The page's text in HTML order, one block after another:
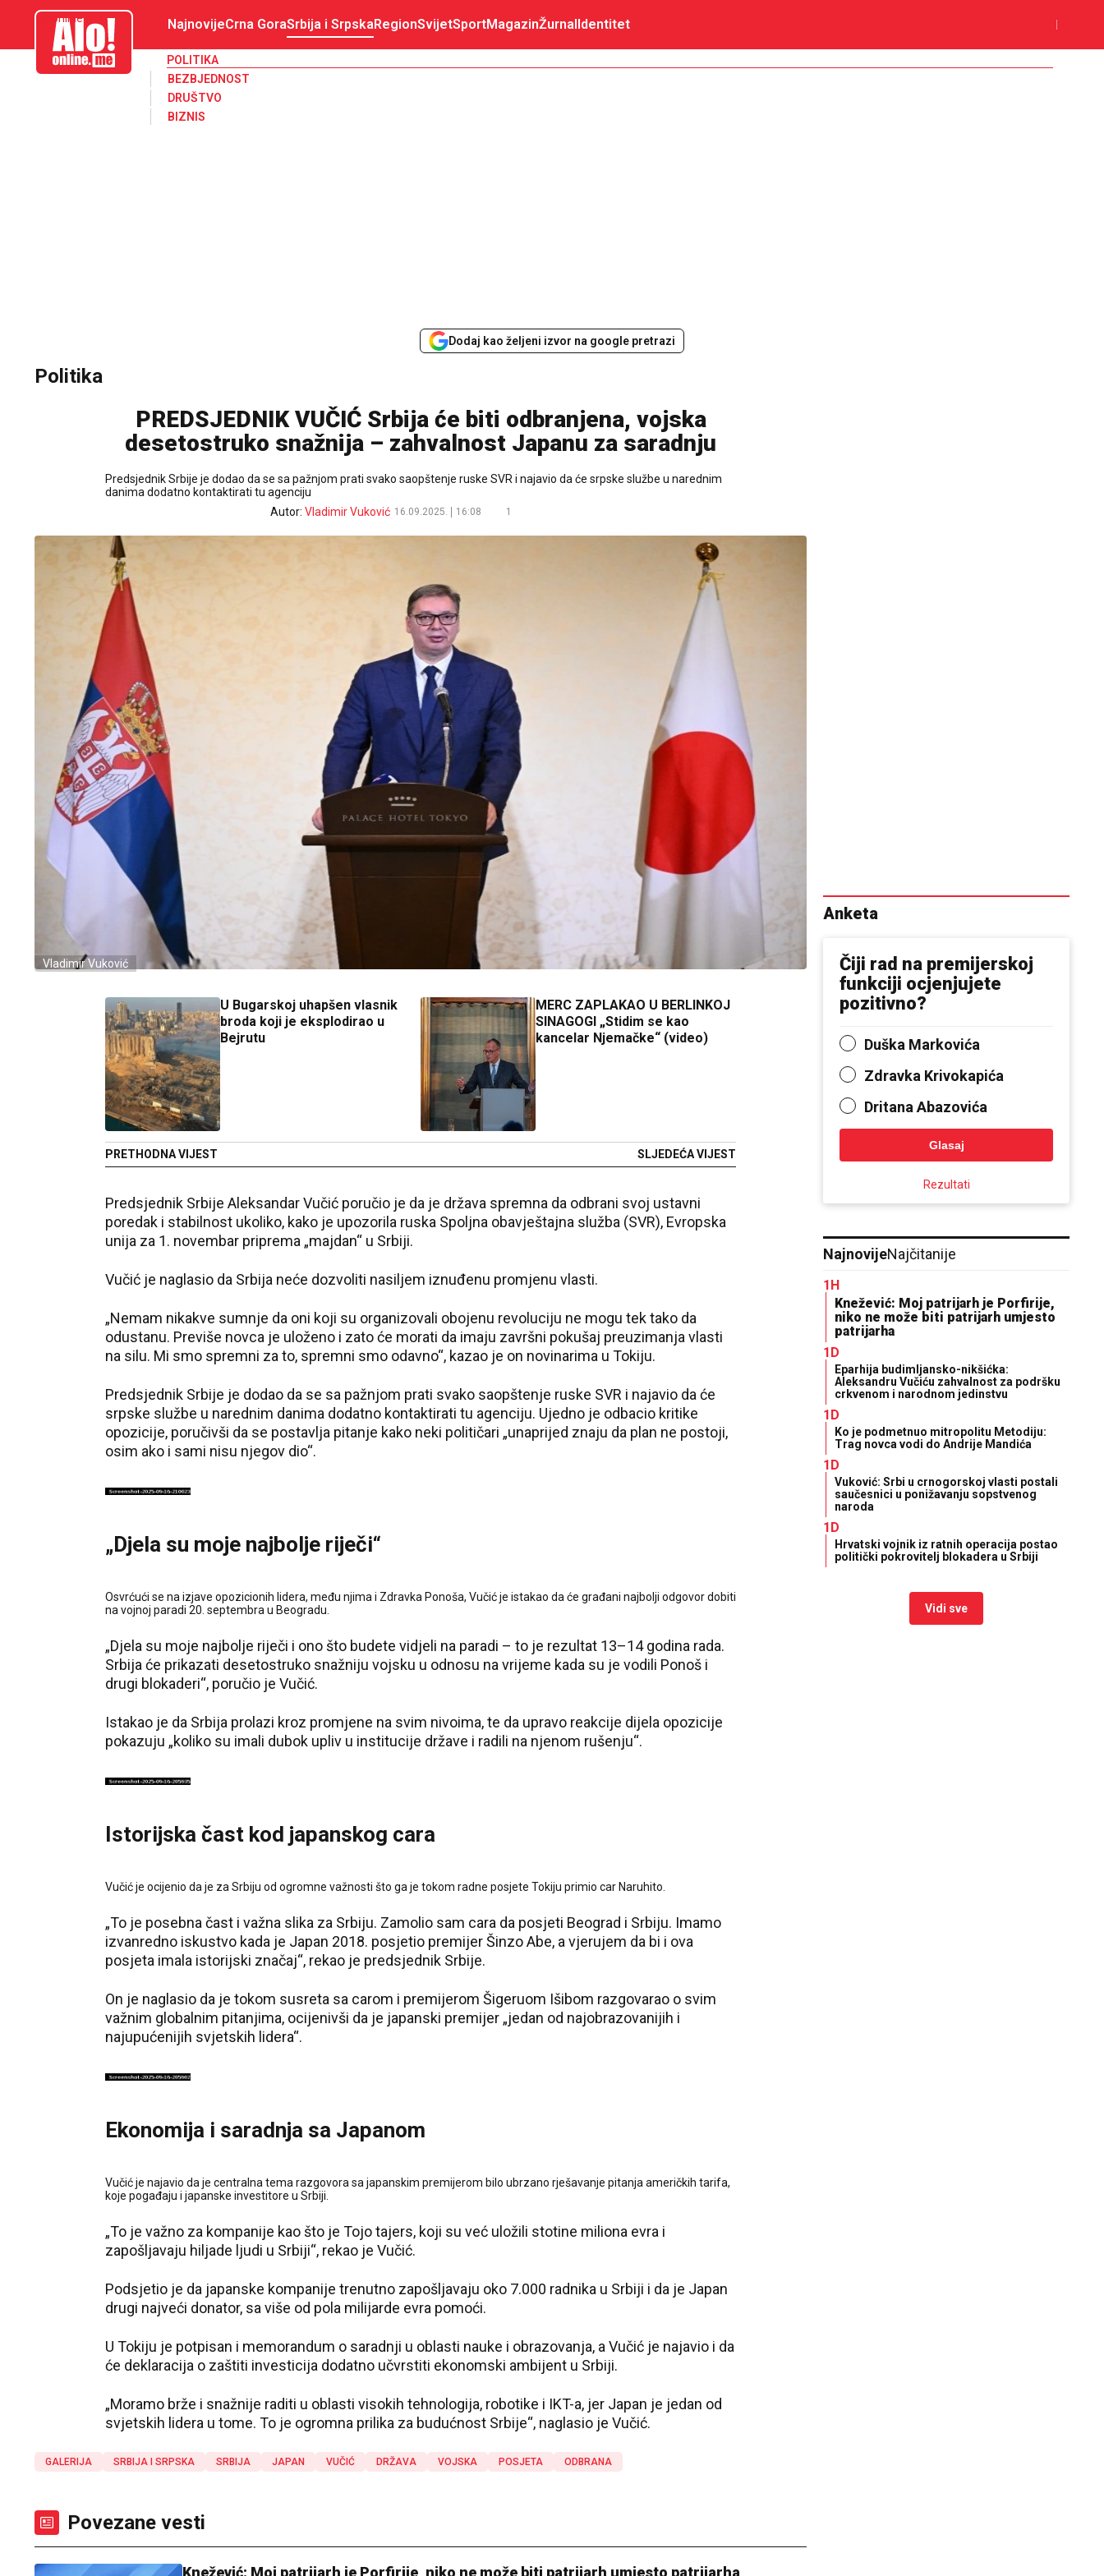
aloonline.me NajnovijeCrna GoraSrbija i SrpskaRegionSvijetSportMagazinŽurnalIdentitet
POLITIKA
BEZBJEDNOST
DRUŠTVO
BIZNIS
Dodaj kao željeni izvor na google pretrazi
Politika
PREDSJEDNIK VUČIĆ Srbija će biti odbranjena, vojska
desetostruko snažnija – zahvalnost Japanu za saradnju
Predsjednik Srbije je dodao da se sa pažnjom prati svako saopštenje ruske SVR i najavio da će srpske službe u narednim
danima dodatno kontaktirati tu agenciju
Autor: Vladimir Vuković 16.09.2025. 16:08 1
Vladimir Vuković
U Bugarskoj uhapšen vlasnik
broda koji je eksplodirao u
Bejrutu
PRETHODNA VIJEST
MERC ZAPLAKAO U BERLINKOJ
SINAGOGI „Stidim se kao
kancelar Njemačke“ (video)
SLJEDEĆA VIJEST
Predsjednik Srbije Aleksandar Vučić poručio je da je država spremna da odbrani svoj ustavni
poredak i stabilnost ukoliko, kako je upozorila ruska Spoljna obavještajna služba (SVR), Evropska
unija za 1. novembar priprema „majdan“ u Srbiji.
Vučić je naglasio da Srbija neće dozvoliti nasiljem iznuđenu promjenu vlasti.
„Nemam nikakve sumnje da oni koji su organizovali obojenu revoluciju ne mogu tek tako da
odustanu. Previše novca je uloženo i zato će morati da imaju završni pokušaj preuzimanja vlasti
na silu. Mi smo spremni za to, spremni smo odavno“, kazao je on novinarima u Tokiju.
Predsjednik Srbije je dodao da se sa pažnjom prati svako saopštenje ruske SVR i najavio da će
srpske službe u narednim danima dodatno kontaktirati tu agenciju. Ujedno je odbacio kritike
opozicije, poručivši da se postavlja pitanje kako neki političari „unaprijed znaju da plan ne postoji,
osim ako i sami nisu njegov dio“.
„Djela su moje najbolje riječi“
Osvrćući se na izjave opozicionih lidera, među njima i Zdravka Ponoša, Vučić je istakao da će građani najbolji odgovor dobiti
na vojnoj paradi 20. septembra u Beogradu.
„Djela su moje najbolje riječi i ono što budete vidjeli na paradi – to je rezultat 13–14 godina rada.
Srbija će prikazati desetostruko snažniju vojsku u odnosu na vrijeme kada su je vodili Ponoš i
drugi blokaderi“, poručio je Vučić.
Istakao je da Srbija prolazi kroz promjene na svim nivoima, te da upravo reakcije dijela opozicije
pokazuju „koliko su imali dubok upliv u institucije države i radili na njenom rušenju“.
Istorijska čast kod japanskog cara
Vučić je ocijenio da je za Srbiju od ogromne važnosti što ga je tokom radne posjete Tokiju primio car Naruhito.
„To je posebna čast i važna slika za Srbiju. Zamolio sam cara da posjeti Beograd i Srbiju. Imamo
izvanredno iskustvo kada je Japan 2018. posjetio premijer Šinzo Abe, a vjerujem da bi i ova
posjeta imala istorijski značaj“, rekao je predsjednik Srbije.
On je naglasio da je tokom susreta sa carom i premijerom Šigeruom Išibom razgovarao o svim
važnim globalnim pitanjima, ocijenivši da je japanski premijer „jedan od najobrazovanijih i
najupućenijih svjetskih lidera“.
Ekonomija i saradnja sa Japanom
Vučić je najavio da je centralna tema razgovora sa japanskim premijerom bilo ubrzano rješavanje pitanja američkih tarifa,
koje pogađaju i japanske investitore u Srbiji.
„To je važno za kompanije kao što je Tojo tajers, koji su već uložili stotine miliona evra i
zapošljavaju hiljade ljudi u Srbiji“, rekao je Vučić.
Podsjetio je da japanske kompanije trenutno zapošljavaju oko 7.000 radnika u Srbiji i da je Japan
drugi najveći donator, sa više od pola milijarde evra pomoći.
U Tokiju je potpisan i memorandum o saradnji u oblasti nauke i obrazovanja, a Vučić je najavio i da
će deklaracija o zaštiti investicija dodatno učvrstiti ekonomski ambijent u Srbiji.
„Moramo brže i snažnije raditi u oblasti visokih tehnologija, robotike i IKT-a, jer Japan je jedan od
svjetskih lidera u tome. To je ogromna prilika za budućnost Srbije“, naglasio je Vučić.
GALERIJA SRBIJA I SRPSKA SRBIJA JAPAN VUČIĆ DRŽAVA VOJSKA POSJETA ODBRANA
Povezane vesti
Knežević: Moj patrijarh je Porfirije, niko ne može biti patrijarh umjesto patrijarha
Anketa
Čiji rad na premijerskoj
funkciji ocjenjujete
pozitivno?
Duška Markovića
Zdravka Krivokapića
Dritana Abazovića
Glasaj
Rezultati
NajnovijeNajčitanije
1H
Knežević: Moj patrijarh je Porfirije,
niko ne može biti patrijarh umjesto
patrijarha
1D
Eparhija budimljansko-nikšićka:
Aleksandru Vučiću zahvalnost za podršku
crkvenom i narodnom jedinstvu
1D
Ko je podmetnuo mitropolitu Metodiju:
Trag novca vodi do Andrije Mandića
1D
Vuković: Srbi u crnogorskoj vlasti postali
saučesnici u ponižavanju sopstvenog
naroda
1D
Hrvatski vojnik iz ratnih operacija postao
politički pokrovitelj blokadera u Srbiji
Vidi sve